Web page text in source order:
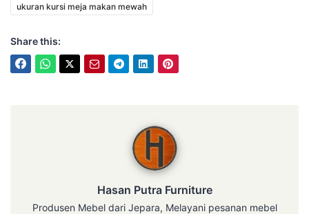
ukuran kursi meja makan mewah
Share this:
Hasan Putra Furniture
Produsen Mebel dari Jepara, Melayani pesanan mebel